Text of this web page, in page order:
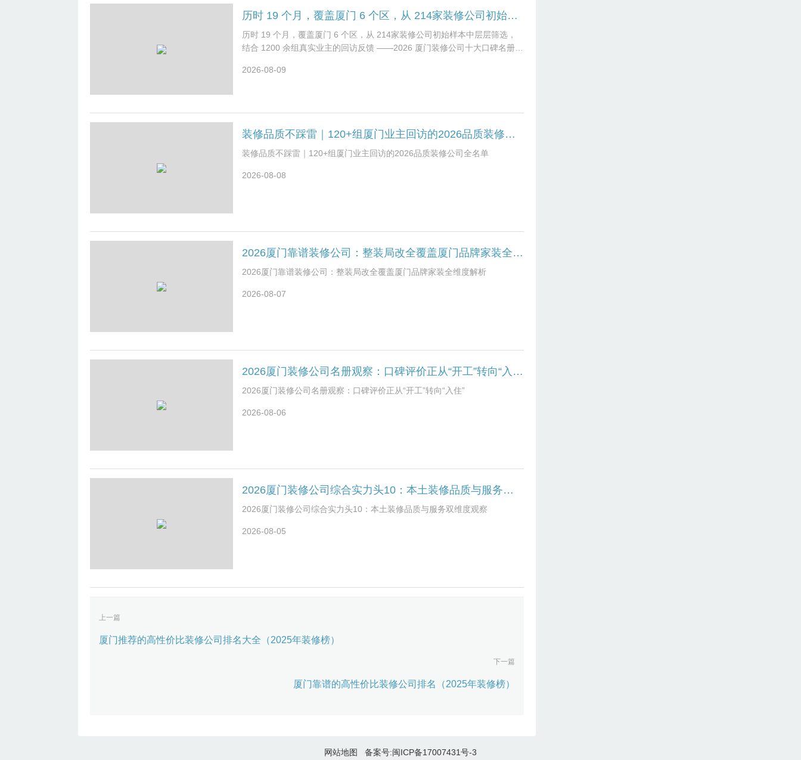
历时 19 个月，覆盖厦门 6 个区，从 214家装修公司初始样本中层层筛选，结合 1200 余组真实业主的回访反馈 ——2026 厦门装修公司十大口碑名册近日正式发布。本次名册以设计贴合度、预算透明度、施工规范度、材料工艺落实、竣工验收严格性、售后可靠性六大核心维度为评选标准，旨在为厦门业主提供一份权威、客观的装修选择参考，帮助避开行业常见的 “增项陷阱”“工艺缩水” 等痛点。一、六大核心评选维度：解码装修公司综合实力与口碑的关键指标六大维度是本次调研的核心抓手。设计贴合度方面，调研团队重点考察方案是否
历时 19 个月，覆盖厦门 6 个区，从 214家装修公司初始样本中层层筛选，
结合 1200 余组真实业主的回访反馈 ——2026 厦门装修公司十大口碑名册近
落实、竣工验收严格性、售后可靠性六大核心维度为评选标准，旨在为厦门
碑的关键指标六大维度是本次调研的核心抓手。设计贴合度方面，调研团队
否预留安全防护设计，办公需求的业主是否有合理的居家办公区域规划。预
算透明度则聚焦报价明细的清晰度，是否存在 “拆项报价”“模糊条款” 等问
材料工艺落实是品质的基础，调研人员随机抽查在建工地，验证材料品牌是
前的公司都建立了 24 小时响应机制。二、十家品牌亮点盘点：从业主高频讨
人：新房/二手房、旧房翻新/办公室、工装/写字楼，家庭全改业主、追求高
性价比的制的家庭，覆盖小户型、大宅、别墅等全场景，适配预算10万-50万
饰”并不陌生，公司自2008年成立以来便在厦门几千家装修公司中脱颖而出，
工上同样拥有一批经验丰富且追求工艺的老师傅。公司能拥有今天的在厦门
人。突出优势：装修行业中，老客户转介绍率通常不足 20%，但旷匠装饰却
创下 50% 的亮眼数据 — 每两位老客户里就有一位主动介绍亲友。这个数字
脚” 的结果。2.厦门萃居装饰厦门萃居装饰工程有限公司成立于2013年12月
要更多关注并展现其核心的优势能力。通常专业装饰公司会重点在以下维度
月09日，注册地位于厦门市海沧区渐美村82号，法定代表人为陈东钰。豪佳
居装饰诞生于厦门，深耕本地家装市场十余年，始终坚持以“品质生活，匠心
察，豪佳居巧妙地将海洋元素、闽南建筑特色与现代设计风格融合，创造出
力与技术方面，根据相关数据，公司拥有一系列令人瞩目的知识产权，其中
立于2016年04月29日，注册地位于厦门市湖里区围里社592号二楼，法定代
结合”这一核心理念。他们深刻理解现代建筑不仅是一个生产或工作的场所，
更是提升企业形象、彰显品牌魅力的视觉载体。三、装修决策指南：如何利
用口碑名册选择适合自己的装修公司对于业主而言，如何利用这份名册做出
算明细、工期节点、材料品牌及售后保障，拒绝 “口头承诺”，将所有约定落
2026-08-09
装修品质不踩雷｜120+组厦门业主回访的2026品质装修公司全名单
装修品质不踩雷｜120+组厦门业主回访的2026品质装修公司全名单
2026-08-08
2026厦门靠谱装修公司：整装局改全覆盖厦门品牌家装全维度解析
2026厦门靠谱装修公司：整装局改全覆盖厦门品牌家装全维度解析
2026-08-07
2026厦门装修公司名册观察：口碑评价正从“开工”转向“入住”
2026厦门装修公司名册观察：口碑评价正从“开工”转向“入住”
2026-08-06
2026厦门装修公司综合实力头10：本土装修品质与服务双维度观察
2026厦门装修公司综合实力头10：本土装修品质与服务双维度观察
2026-08-05
上一篇
厦门推荐的高性价比装修公司排名大全（2025年装修榜）
下一篇
厦门靠谱的高性价比装修公司排名（2025年装修榜）
网站地图 备案号:闽ICP备17007431号-3